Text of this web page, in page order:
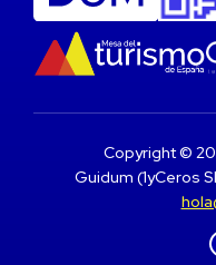
Copyright ©
Guidum (1yCeros